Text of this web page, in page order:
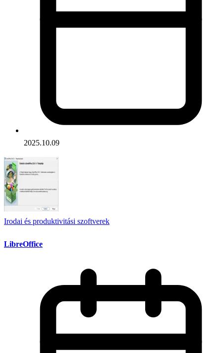
2025.10.09
Irodai és produktivitási szoftverek
LibreOffice